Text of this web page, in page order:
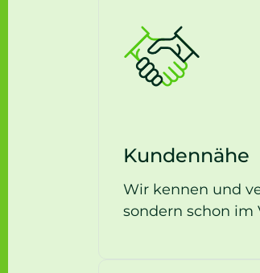
Kundennähe
Wir kennen und
sondern schon im